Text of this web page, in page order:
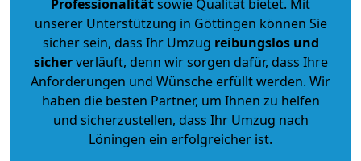
Professionalitätsowie Qualität bietet. Mit
unserer Unterstützung in Göttingen können Sie
sicher sein, dass Ihr Umzug reibungslos und
sicherverläuft, denn wir sorgen dafür, dass Ihre
Anforderungen und Wünsche erfüllt werden. Wir
haben die besten Partner, um Ihnen zu helfen
und sicherzustellen, dass Ihr Umzug nach
Löningen ein erfolgreicher ist.